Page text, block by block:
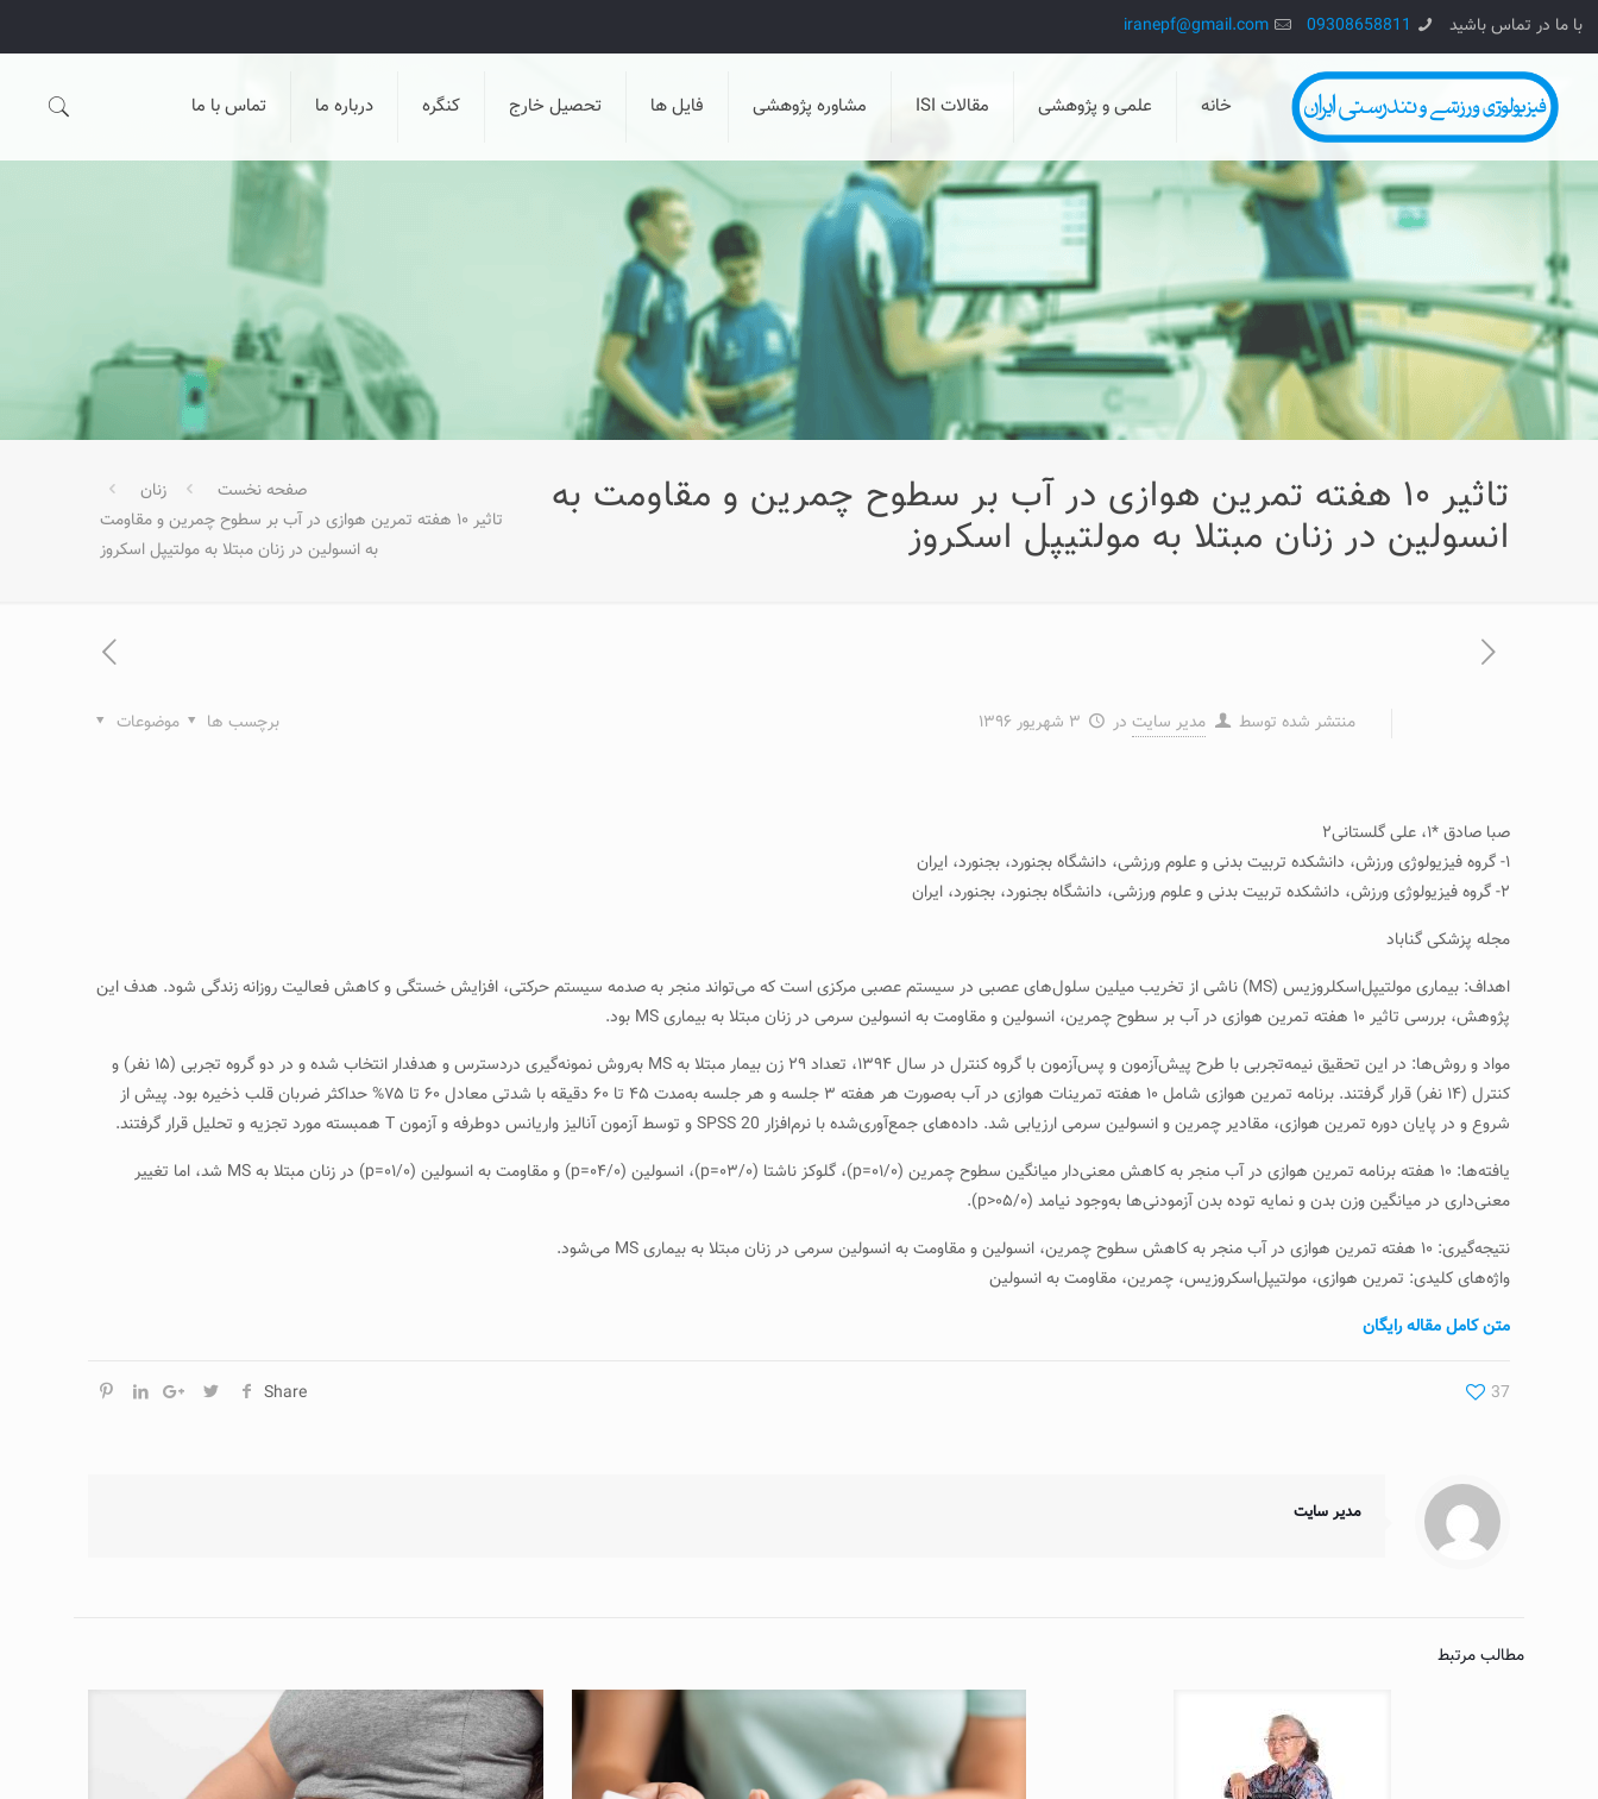
با ما در تماس باشید 09308658811
iranepf@gmail.com
خانه علمی و پژوهشی مقالات ISI مشاوره پژوهشی فایل ها تحصیل خارج کنگره درباره ما تماس با ما
تاثیر ۱۰ هفته تمرین هوازی در آب بر سطوح چمرین و مقاومت به
انسولین در زنان مبتلا به مولتیپل اسکروز
صفحه نخست
زنان
تاثیر ۱۰ هفته تمرین هوازی در آب بر سطوح چمرین و مقاومت
به انسولین در زنان مبتلا به مولتیپل اسکروز
منتشر شده توسط مدیر سایت در ۳ شهریور ۱۳۹۶ موضوعات برچسب ها
صبا صادق *۱، علی گلستانی۲
۱- گروه فیزیولوژی ورزش، دانشکده تربیت بدنی و علوم ورزشی، دانشگاه بجنورد، بجنورد، ایران
۲- گروه فیزیولوژی ورزش، دانشکده تربیت بدنی و علوم ورزشی، دانشگاه بجنورد، بجنورد، ایران
مجله پزشکی گناباد
اهداف: بیماری مولتیپل‌اسکلروزیس (MS) ناشی از تخریب میلین سلول‌های عصبی در سیستم عصبی مرکزی است که می‌تواند منجر به صدمه سیستم حرکتی، افزایش خستگی و کاهش فعالیت روزانه زندگی شود. هدف این
پژوهش، بررسی تاثیر ۱۰ هفته تمرین هوازی در آب بر سطوح چمرین، انسولین و مقاومت به انسولین سرمی در زنان مبتلا به بیماری MS بود.
مواد و روش‌ها: در این تحقیق نیمه‌تجربی با طرح پیش‌آزمون و پس‌آزمون با گروه کنترل در سال ۱۳۹۴، تعداد ۲۹ زن بیمار مبتلا به MS به‌روش نمونه‌گیری دردسترس و هدفدار انتخاب شده و در دو گروه تجربی (۱۵ نفر) و
کنترل (۱۴ نفر) قرار گرفتند. برنامه تمرین هوازی شامل ۱۰ هفته تمرینات هوازی در آب به‌صورت هر هفته ۳ جلسه و هر جلسه به‌مدت ۴۵ تا ۶۰ دقیقه با شدتی معادل ۶۰ تا ۷۵% حداکثر ضربان قلب ذخیره بود. پیش از
شروع و در پایان دوره تمرین هوازی، مقادیر چمرین و انسولین سرمی ارزیابی شد. داده‌های جمع‌آوری‌شده با نرم‌افزار SPSS 20 و توسط آزمون آنالیز واریانس دوطرفه و آزمون T همبسته مورد تجزیه و تحلیل قرار گرفتند.
یافته‌ها: ۱۰ هفته برنامه تمرین هوازی در آب منجر به کاهش معنی‌دار میانگین سطوح چمرین (۰۱/۰=p)، گلوکز ناشتا (۰۳/۰=p)، انسولین (۰۴/۰=p) و مقاومت به انسولین (۰۱/۰=p) در زنان مبتلا به MS شد، اما تغییر
معنی‌داری در میانگین وزن بدن و نمایه توده بدن آزمودنی‌ها به‌وجود نیامد (۰۵/۰<p).
نتیجه‌گیری: ۱۰ هفته تمرین هوازی در آب منجر به کاهش سطوح چمرین، انسولین و مقاومت به انسولین سرمی در زنان مبتلا به بیماری MS می‌شود.
واژه‌های کلیدی: تمرین هوازی، مولتیپل‌اسکروزیس، چمرین، مقاومت به انسولین
متن کامل مقاله رایگان
Share 37
مدیر سایت
مطالب مرتبط